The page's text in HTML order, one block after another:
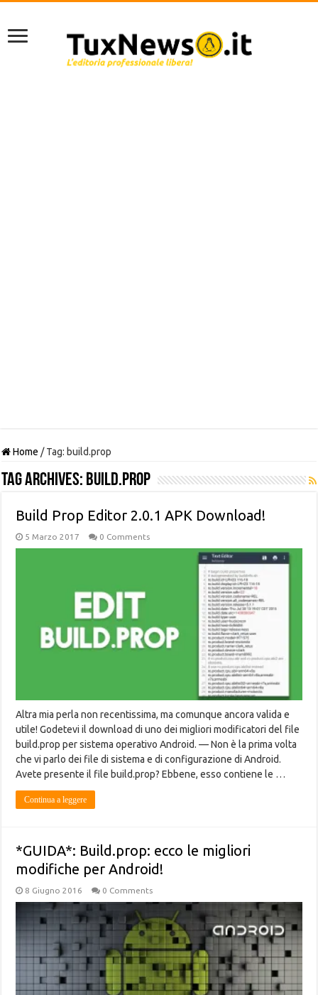
Home / Tag: build.prop
Tag Archives: build.prop
Build Prop Editor 2.0.1 APK Download!
5 Marzo 2017 0 Comments
Altra mia perla non recentissima, ma comunque ancora valida e
utile! Godetevi il download di uno dei migliori modificatori del file
build.prop per sistema operativo Android. — Non è la prima volta
che vi parlo dei file di sistema e di configurazione di Android.
Avete presente il file build.prop? Ebbene, esso contiene le …
Continua a leggere
*GUIDA*: Build.prop: ecco le migliori
modifiche per Android!
8 Giugno 2016 0 Comments